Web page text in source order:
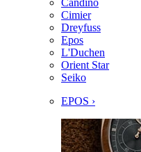
Candino
Cimier
Dreyfuss
Epos
L'Duchen
Orient Star
Seiko
EPOS ›